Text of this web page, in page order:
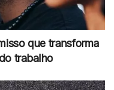
que transforma
trabalho